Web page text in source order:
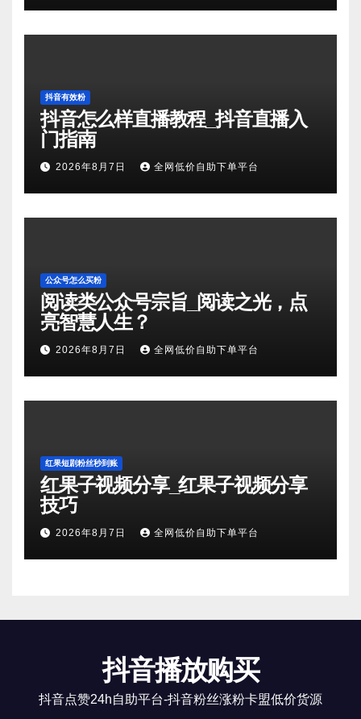
抖音有效粉
抖音怎么样直播教程_抖音直播入
门指南
2026年8月7日 全网低价自助下单平台
公众号怎么买粉
阅读类公众号宗旨_阅读之光，点
亮智慧人生？
2026年8月7日 全网低价自助下单平台
红果短剧粉丝秒到账
红果子视频分享_红果子视频分享
技巧
2026年8月7日 全网低价自助下单平台
抖音播放购买
抖音点赞24h自助平台-抖音粉丝涨粉卡盟低价货源